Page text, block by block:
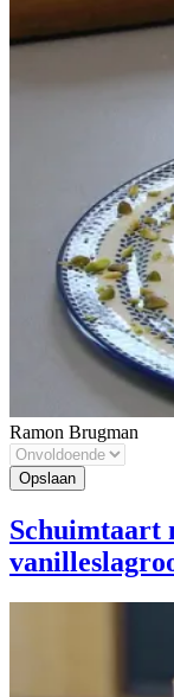
Ramon Brugman
Schuimtaart